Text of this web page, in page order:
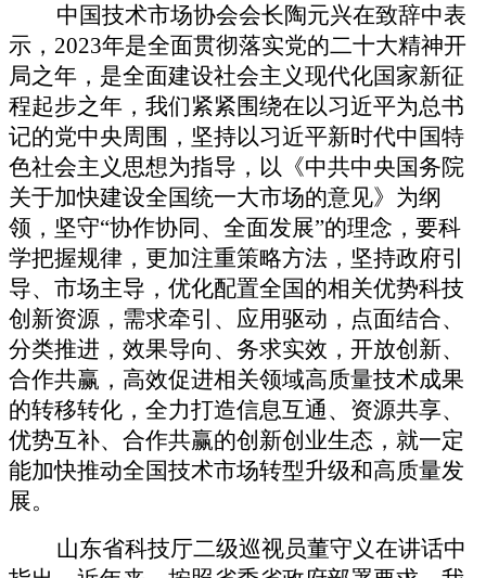
中国技术市场协会会长陶元兴在致辞中表
示， 2023年是全面贯彻落实党的二十大精神开
局之年，是全面建设社会主义现代化国家新征
程起步之年，我们紧紧围绕在以习近平为总书
记的党中央周围，坚持以习近平新时代中国特
色社会主义思想为指导，以《中共中央国务院
关于加快建设全国统一大市场的意见》为纲
领，坚守“协作协同、全面发展”的理念，要科
学把握规律，更加注重策略方法，坚持政府引
导、市场主导，优化配置全国的相关优势科技
创新资源，需求牵引、应用驱动，点面结合、
分类推进，效果导向、务求实效，开放创新、
合作共赢，高效促进相关领域高质量技术成果
的转移转化，全力打造信息互通、资源共享、
优势互补、合作共赢的创新创业生态，就一定
能加快推动全国技术市场转型升级和高质量发
展。
山东省科技厅二级巡视员董守义在讲话中